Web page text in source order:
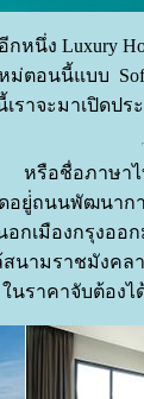
อีกหนึ่ง Luxury
ม่ตอนนี้แบบ
เราจะมาเปิดป
หรือชื่อภาษา
อยู่่ถนนพัฒนากา
อกเมืองกรุงออ
ามราชมังคลา
ราคาจับต้องไ